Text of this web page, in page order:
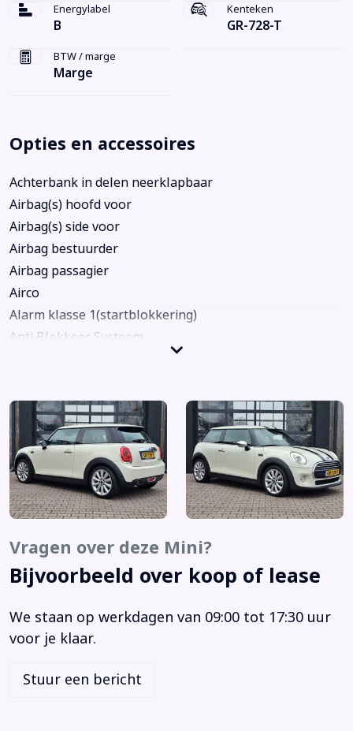
Energylabel
B
Kenteken
GR-728-T
BTW / marge
Marge
Opties en accessoires
Achterbank in delen neerklapbaar
Airbag(s) hoofd voor
Airbag(s) side voor
Airbag bestuurder
Airbag passagier
Airco
Alarm klasse 1(startblokkering)
Anti Blokkeer Systeem
Bestuurdersstoel in hoogte verstelbaar
Bluetooth
Buitenspiegels elektrisch verstel- en verwarmbaar
Centrale vergrendeling met afstandsbediening
Chroom delen exterieur
Cruise control
Elektronische remkrachtverdeling
Elektronisch Stabiliteits Programma
LED koplampen
Lichtmetalen velgen 17"
Navigatiesysteem
Vragen over deze Mini?
Bijvoorbeeld over koop of lease
We staan op werkdagen van 09:00 tot 17:30 uur
voor je klaar.
Stuur een bericht